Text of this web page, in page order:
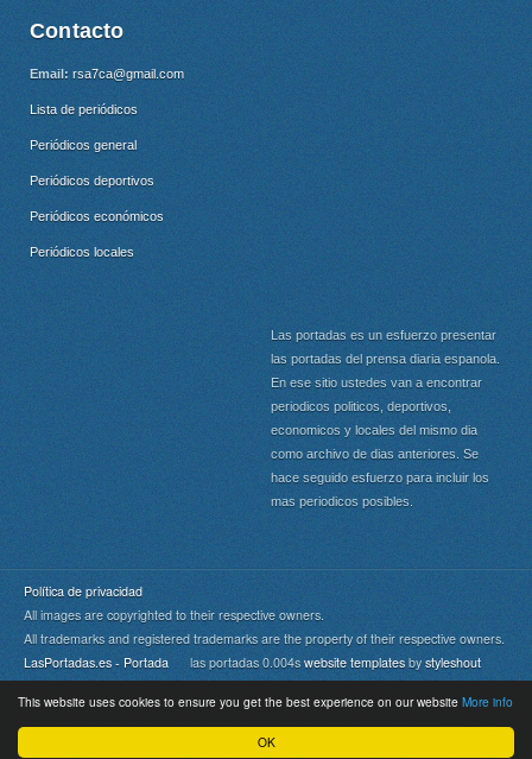
OK
This website uses cookies to ensure you get the best experience on our website More info
Contacto
Email: rsa7ca@gmail.com
Lista de periódicos
Periódicos general
Periódicos deportivos
Periódicos económicos
Periódicos locales
Las portadas es un esfuerzo presentar
las portadas del prensa diaria espanola.
En ese sitio ustedes van a encontrar
periodicos politicos, deportivos,
economicos y locales del mismo dia
como archivo de dias anteriores. Se
hace seguido esfuerzo para incluir los
mas periodicos posibles.
Política de privacidad
All images are copyrighted to their respective owners.
All trademarks and registered trademarks are the property of their respective owners.
LasPortadas.es - Portada las portadas 0.004s website templates by styleshout